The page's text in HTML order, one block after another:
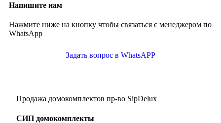
Напишите нам
Нажмите ниже на кнопку чтобы связаться с менеджером по
WhatsApp
Задать вопрос в WhatsAPP
Продажа домокомплектов пр-во SipDelux
СИП домокомплекты